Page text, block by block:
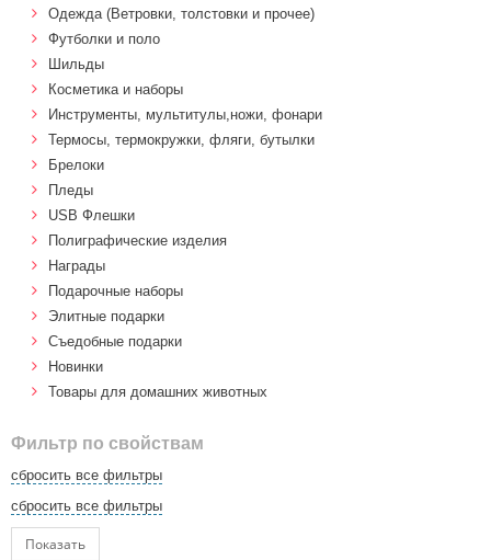
Одежда (Ветровки, толстовки и прочее)
Футболки и поло
Шильды
Косметика и наборы
Инструменты, мультитулы,ножи, фонари
Термосы, термокружки, фляги, бутылки
Брелоки
Пледы
USB Флешки
Полиграфические изделия
Награды
Подарочные наборы
Элитные подарки
Cъедобные подарки
Новинки
Товары для домашних животных
Фильтр по свойствам
сбросить все фильтры
сбросить все фильтры
Показать